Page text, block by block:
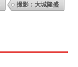
撮影：大城隆盛